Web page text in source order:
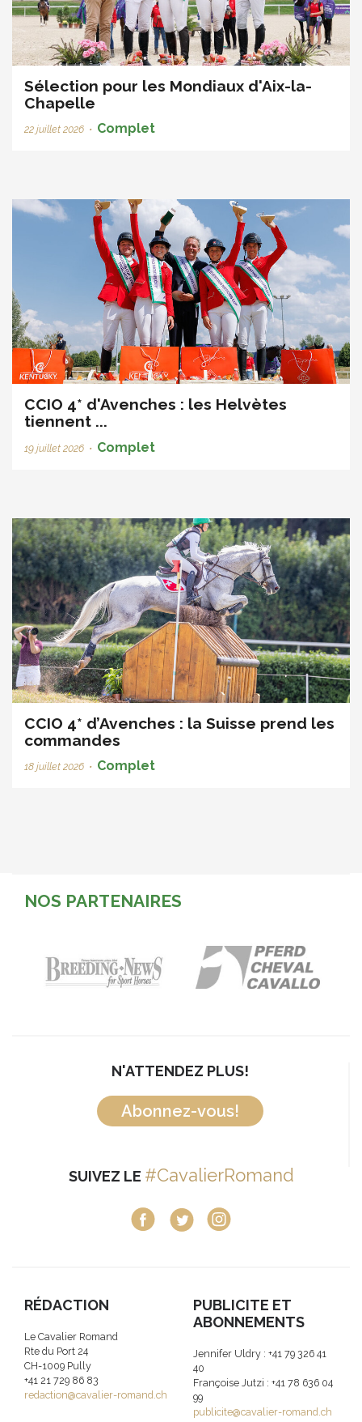
Sélection pour les Mondiaux d'Aix-la-
Chapelle
22 juillet 2026 • Complet
CCIO 4* d'Avenches : les Helvètes
tiennent ...
19 juillet 2026 • Complet
CCIO 4* d’Avenches : la Suisse prend les
commandes
18 juillet 2026 • Complet
NOS PARTENAIRES
N'ATTENDEZ PLUS!
Abonnez-vous!
SUIVEZ LE #CavalierRomand
RÉDACTION
Le Cavalier Romand
Rte du Port 24
CH-1009 Pully
+41 21 729 86 83
redaction@cavalier-romand.ch
PUBLICITE ET
ABONNEMENTS
Jennifer Uldry : +41 79 326 41
40
Françoise Jutzi : +41 78 636 04
99
publicite@cavalier-romand.ch